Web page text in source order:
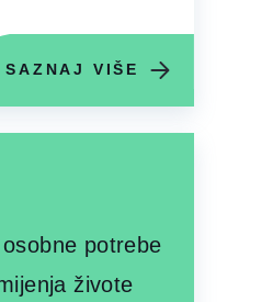
SAZNAJ VIŠE
potrebe
živote